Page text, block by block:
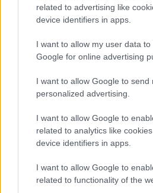
related to advertising like
device identifiers in apps.
I want to allow my user data
Google for online advertising
I want to allow Google to send
personalized advertising.
I want to allow Google to
related to analytics like
device identifiers in apps.
I want to allow Google to
related to functionality of the
Continua a leggere
TENNIS